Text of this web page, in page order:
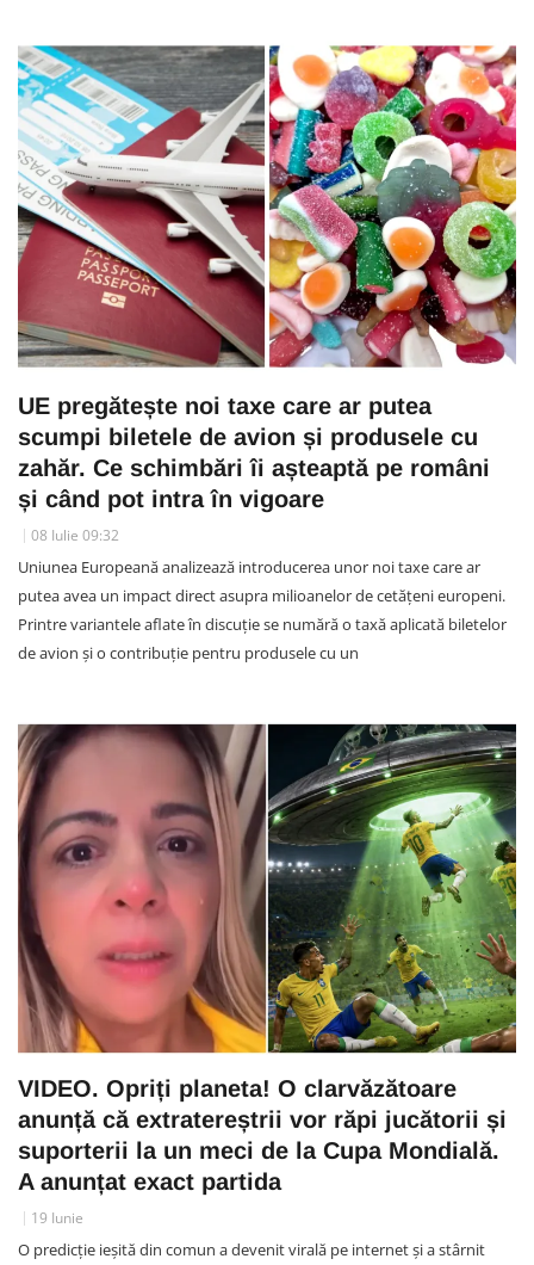
UE pregătește noi taxe care ar putea
scumpi biletele de avion și produsele cu
zahăr. Ce schimbări îi așteaptă pe români
și când pot intra în vigoare
08 Iulie 09:32
Uniunea Europeană analizează introducerea unor noi taxe care ar
putea avea un impact direct asupra milioanelor de cetățeni europeni.
Printre variantele aflate în discuție se numără o taxă aplicată biletelor
de avion și o contribuție pentru produsele cu un
VIDEO. Opriți planeta! O clarvăzătoare
anunță că extratereștrii vor răpi jucătorii și
suporterii la un meci de la Cupa Mondială.
A anunțat exact partida
19 Iunie
O predicție ieșită din comun a devenit virală pe internet și a stârnit